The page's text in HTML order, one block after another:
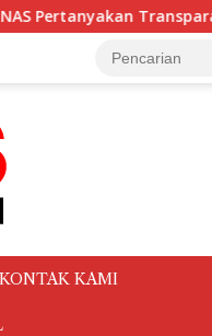
Minuman Rapat
KONTAK KAMI